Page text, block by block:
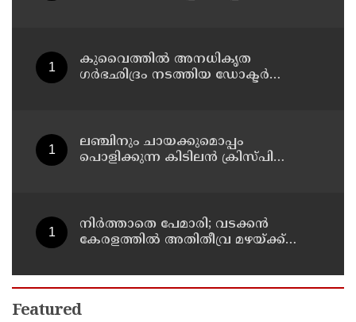
കുവൈത്തില്‍ അനധികൃത
ഗര്‍ഭഛിദ്രം നടത്തിയ ഡോക്ടര്‍
ലഞ്ചിനും ചായക്കുമൊപ്പം
പൊളിക്കുന്ന കിടിലൻ ക്രിസ്പി
നിർത്താതെ പേമാരി; വടക്കന്‍
കേരളത്തില്‍ അതിതീവ്ര മഴയ്ക്ക്
അലര്‍ട്ട്
Featured